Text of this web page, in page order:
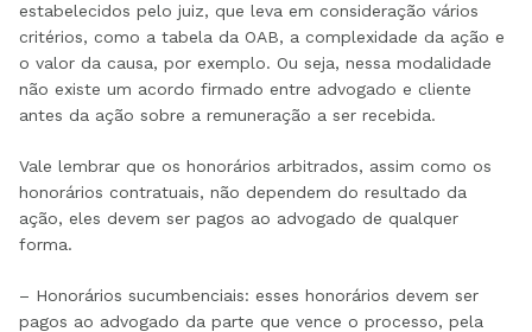
estabelecidos pelo juiz, que leva em consideração vários
critérios, como a tabela da OAB, a complexidade da ação e
o valor da causa, por exemplo. Ou seja, nessa modalidade
não existe um acordo firmado entre advogado e cliente
antes da ação sobre a remuneração a ser recebida.
Vale lembrar que os honorários arbitrados, assim como os
honorários contratuais, não dependem do resultado da
ação, eles devem ser pagos ao advogado de qualquer
forma.
– Honorários sucumbenciais: esses honorários devem ser
pagos ao advogado da parte que vence o processo, pela